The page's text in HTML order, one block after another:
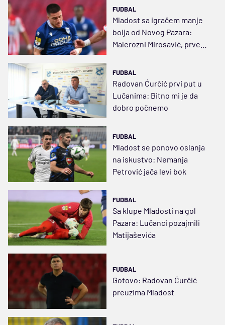
FUDBAL
Mladost sa igračem manje
bolja od Novog Pazara:
Malerozni Mirosavić, prvenci
FUDBAL
Radovan Ćurčić prvi put u
Lučanima: Bitno mi je da
dobro počnemo
FUDBAL
Mladost se ponovo oslanja
na iskustvo: Nemanja
Petrović jača levi bok
FUDBAL
Sa klupe Mladosti na gol
Pazara: Lučanci pozajmili
Matijaševića
FUDBAL
Gotovo: Radovan Ćurčić
preuzima Mladost